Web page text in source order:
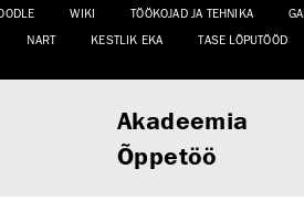
WIKI TÖÖKOJAD JA TEHNIKA
NART KESTLIK EKA TASE LÕPUTÖÖD
Akadeemia
Õppetöö